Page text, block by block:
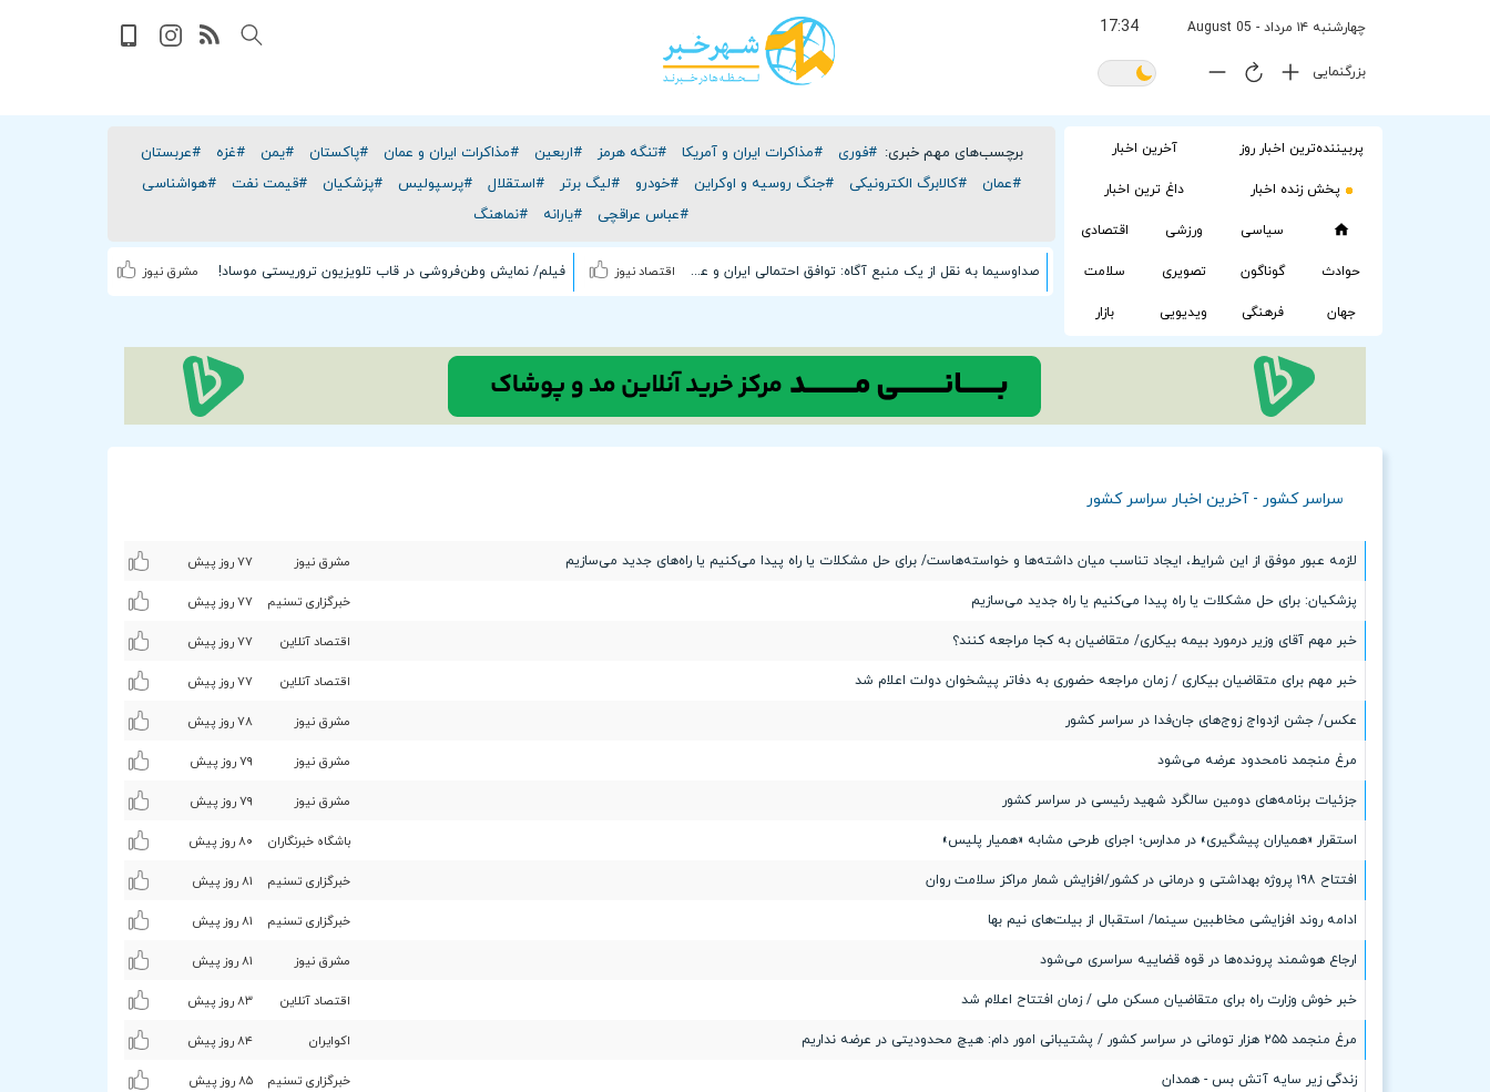
چهارشنبه ۱۴ مرداد - 05 August 17:34
بزرگنمایی
پربیننده‌ترین اخبار روز آخرین اخبار
پخش زنده اخبار داغ ترین اخبار
سیاسی ورزشی اقتصادی
حوادث گوناگون تصویری سلامت
جهان فرهنگی ویدیویی بازار
برچسب‌های مهم خبری: #فوری #مذاکرات ایران و آمریکا #تنگه هرمز #اربعین #مذاکرات ایران و عمان #پاکستان #یمن #غزه
#عربستان
#عمان
#کالابرگ الکترونیکی #جنگ روسیه و اوکراین #خودرو #لیگ برتر #استقلال #پرسپولیس #پزشکیان #قیمت نفت
#هواشناسی
#عباس عراقچی
#یارانه #نماهنگ
اقتصاد نیوز صداوسیما به نقل از یک منبع آگاه: توافق احتمالی ایران و عمان درباره تنگه هرمز هیچ ارتباطی با باز شدن فوری این تنگه ندارد/ باز شدن تنگه هرمز منوط به تغییر رفتار آمریکاست مشرق نیوز فیلم/ نمایش وطن‌فروشی در قاب تلویزیون تروریستی موساد!
سراسر کشور - آخرین اخبار سراسر کشور
لازمه عبور موفق از این شرایط، ایجاد تناسب میان داشته‌ها و خواسته‌هاست/ برای حل مشکلات یا راه پیدا می‌کنیم یا راه‌های جدید می‌سازیم مشرق نیوز ۷۷ روز پیش
پزشکیان: برای حل مشکلات یا راه پیدا می‌کنیم یا راه جدید می‌سازیم خبرگزاری تسنیم ۷۷ روز پیش
خبر مهم آقای وزیر درمورد بیمه بیکاری/ متقاضیان به کجا مراجعه کنند؟ اقتصاد آنلاین ۷۷ روز پیش
خبر مهم برای متقاضیان بیکاری / زمان مراجعه حضوری به دفاتر پیشخوان دولت اعلام شد اقتصاد آنلاین ۷۷ روز پیش
عکس/ جشن ازدواج زوج‌های جان‌فدا در سراسر کشور مشرق نیوز ۷۸ روز پیش
مرغ منجمد نامحدود عرضه می‌شود مشرق نیوز ۷٩ روز پیش
جزئیات برنامه‌های دومین سالگرد شهید رئیسی در سراسر کشور مشرق نیوز ۷٩ روز پیش
استقرار «همیاران پیشگیری» در مدارس؛ اجرای طرحی مشابه «همیار پلیس» باشگاه خبرنگاران ۸۰ روز پیش
افتتاح ۱٩۸ پروژه بهداشتی و درمانی در کشور/افزایش شمار مراکز سلامت روان خبرگزاری تسنیم ۸۱ روز پیش
ادامه روند افزایشی مخاطبین سینما/ استقبال از بیلت‌های نیم بها خبرگزاری تسنیم ۸۱ روز پیش
ارجاع هوشمند پرونده‌ها در قوه قضاییه سراسری می‌شود مشرق نیوز ۸۱ روز پیش
خبر خوش وزارت راه برای متقاضیان مسکن ملی / زمان افتتاح اعلام شد اقتصاد آنلاین ۸٣ روز پیش
مرغ منجمد ۲۵۵ هزار تومانی در سراسر کشور / پشتیبانی امور دام: هیچ محدودیتی در عرضه نداریم اکوایران ۸۴ روز پیش
زندگی زیر سایه آتش بس - همدان خبرگزاری تسنیم ۸۵ روز پیش